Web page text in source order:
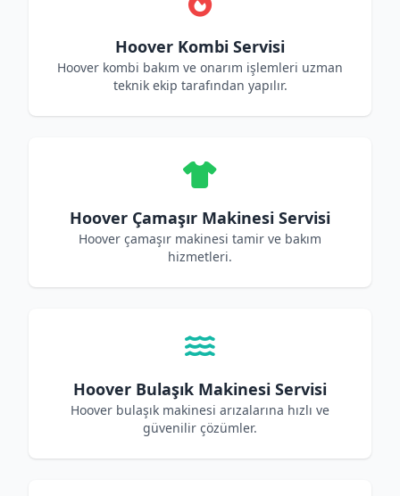
Hoover Kombi Servisi
Hoover kombi bakım ve onarım işlemleri uzman
teknik ekip tarafından yapılır.
Hoover Çamaşır Makinesi Servisi
Hoover çamaşır makinesi tamir ve bakım
hizmetleri.
Hoover Bulaşık Makinesi Servisi
Hoover bulaşık makinesi arızalarına hızlı ve
güvenilir çözümler.